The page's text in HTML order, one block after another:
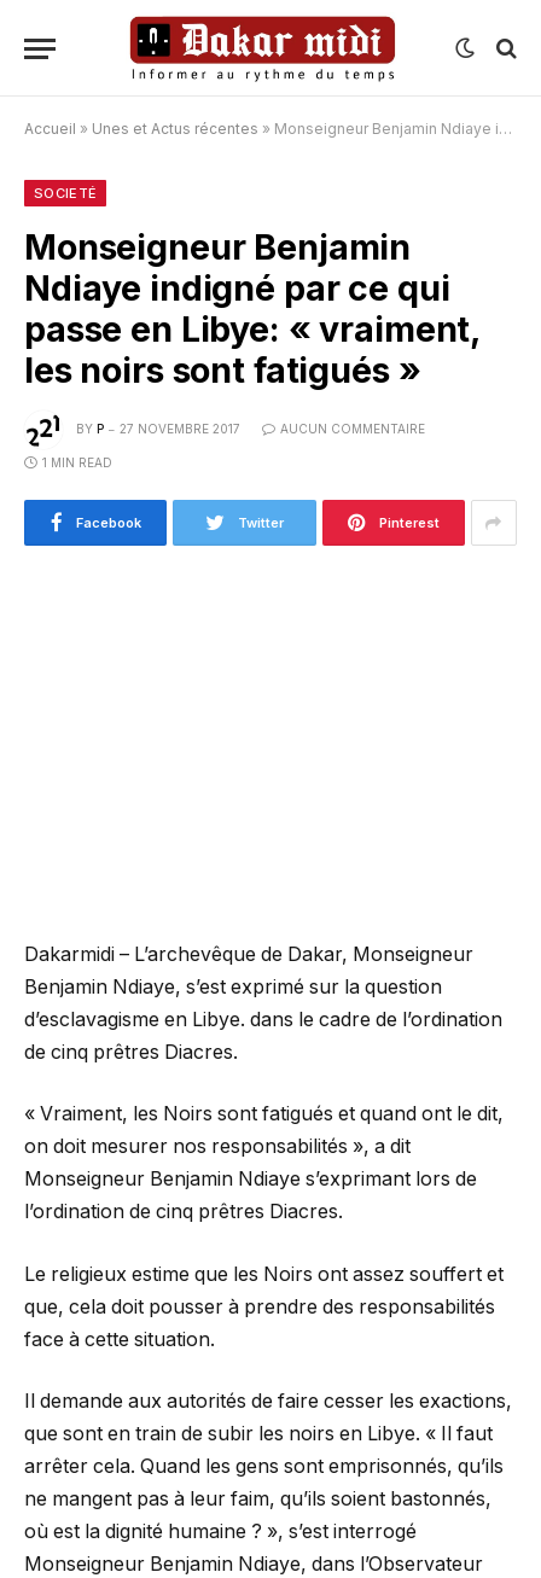
Accueil » Unes et Actus récentes » Monseigneur Benjamin Ndiaye indigné par ce qui passe en Libye: « vraiment, les noirs sont fatigués »
SOCIETÉ
Monseigneur Benjamin
Ndiaye indigné par ce qui
passe en Libye: « vraiment,
les noirs sont fatigués »
BY P 27 NOVEMBRE 2017 AUCUN COMMENTAIRE
1 MIN READ
Facebook Twitter Pinterest
Dakarmidi – L’archevêque de Dakar, Monseigneur
Benjamin Ndiaye, s’est exprimé sur la question
d’esclavagisme en Libye. dans le cadre de l’ordination
de cinq prêtres Diacres.
« Vraiment, les Noirs sont fatigués et quand ont le dit,
on doit mesurer nos responsabilités », a dit
Monseigneur Benjamin Ndiaye s’exprimant lors de
l’ordination de cinq prêtres Diacres.
Le religieux estime que les Noirs ont assez souffert et
que, cela doit pousser à prendre des responsabilités
face à cette situation.
Il demande aux autorités de faire cesser les exactions,
que sont en train de subir les noirs en Libye. « Il faut
arrêter cela. Quand les gens sont emprisonnés, qu’ils
ne mangent pas à leur faim, qu’ils soient bastonnés,
où est la dignité humaine ? », s’est interrogé
Monseigneur Benjamin Ndiaye, dans l’Observateur